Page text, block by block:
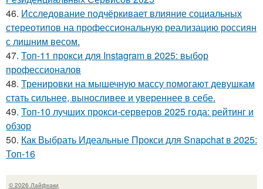
46. Исследование подчёркивает влияние социальных
стереотипов на профессиональную реализацию россиян
с лишним весом.
47. Топ-11 прокси для Instagram в 2025: выбор
профессионалов
48. Тренировки на мышечную массу помогают девушкам
стать сильнее, выносливее и увереннее в себе.
49. Топ-10 лучших прокси-серверов 2025 года: рейтинг и
обзор
50. Как Выбрать Идеальные Прокси для Snapchat в 2025:
Топ-16
© 2026 Лайфхаки